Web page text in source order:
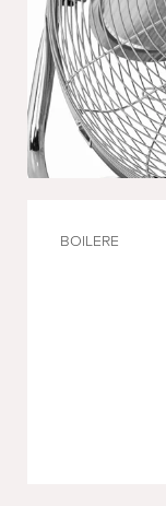
BOILERE